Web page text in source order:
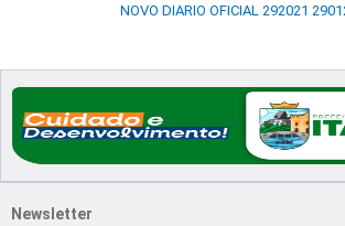
NOVO DIARIO OFICIAL 292021
Newsletter